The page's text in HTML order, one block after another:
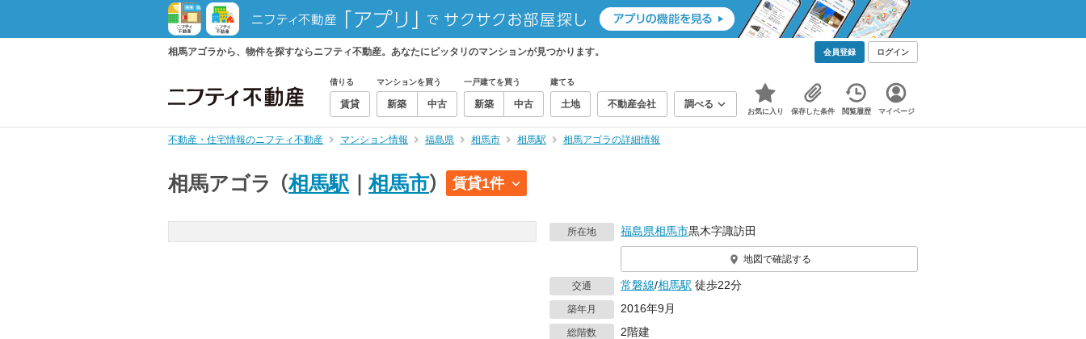
相馬アゴラから、物件を探すならニフティ不動産。あなたにピッタリのマンションが見つかります。 会員登録 ログイン
借りる
賃貸
マンションを買う
新築 中古
一戸建てを買う
新築 中古
建てる
土地 不動産会社 調べる
お気に入り 保存した条件 閲覧履歴 マイページ
不動産・住宅情報のニフティ不動産 マンション情報 福島県 相馬市 相馬駅 相馬アゴラの詳細情報
相馬アゴラ （相馬駅 相馬市） 賃貸1件
所在地 福島県相馬市黒木字諏訪田
地図で確認する
交通 常磐線/相馬駅 徒歩22分
築年月 2016年9月
総階数 2階建